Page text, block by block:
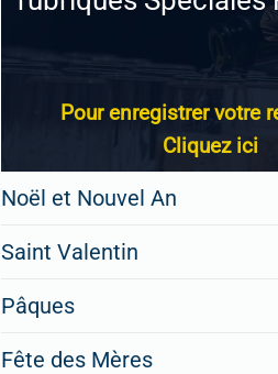
Pour enregistrer votre
Cliquez ici
Noël et Nouvel An
Saint Valentin
Pâques
Fête des Mères